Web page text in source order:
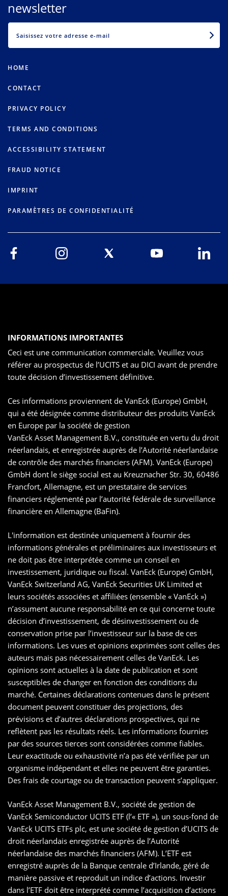
newsletter
HOME
CONTACT
PRIVACY POLICY
TERMS AND CONDITIONS
ACCESSIBILITY STATEMENT
FRAUD NOTICE
IMPRINT
PARAMÈTRES DE CONFIDENTIALITÉ
INFORMATIONS IMPORTANTES
Ceci est une communication commerciale. Veuillez vous
référer au prospectus de l’UCITS et au DICI avant de prendre
toute décision d’investissement définitive.
Ces informations proviennent de VanEck (Europe) GmbH,
qui a été désignée comme distributeur des produits VanEck
en Europe par la société de gestion
VanEck Asset Management B.V., constituée en vertu du droit
néerlandais, et enregistrée auprès de l’Autorité néerlandaise
de contrôle des marchés financiers (AFM). VanEck (Europe)
GmbH dont le siège social est au Kreuznacher Str. 30, 60486
Francfort, Allemagne, est un prestataire de services
financiers réglementé par l’autorité fédérale de surveillance
financière en Allemagne (BaFin).
L'information est destinée uniquement à fournir des
informations générales et préliminaires aux investisseurs et
ne doit pas être interprétée comme un conseil en
investissement, juridique ou fiscal. VanEck (Europe) GmbH,
VanEck Switzerland AG, VanEck Securities UK Limited et
leurs sociétés associées et affiliées (ensemble « VanEck »)
n’assument aucune responsabilité en ce qui concerne toute
décision d’investissement, de désinvestissement ou de
conservation prise par l’investisseur sur la base de ces
informations. Les vues et opinions exprimées sont celles des
auteurs mais pas nécessairement celles de VanEck. Les
opinions sont actuelles à la date de publication et sont
susceptibles de changer en fonction des conditions du
marché. Certaines déclarations contenues dans le présent
document peuvent constituer des projections, des
prévisions et d’autres déclarations prospectives, qui ne
reflètent pas les résultats réels. Les informations fournies
par des sources tierces sont considérées comme fiables.
Leur exactitude ou exhaustivité n’a pas été vérifiée par un
organisme indépendant et elles ne peuvent être garanties.
Des frais de courtage ou de transaction peuvent s’appliquer.
VanEck Asset Management B.V., société de gestion de
VanEck Semiconductor UCITS ETF (l’« ETF »), un sous-fond de
VanEck UCITS ETFs plc, est une société de gestion d’UCITS de
droit néerlandais enregistrée auprès de l’Autorité
néerlandaise des marchés financiers (AFM). L’ETF est
enregistré auprès de la Banque centrale d’Irlande, géré de
manière passive et reproduit un indice d’actions. Investir
dans l’ETF doit être interprété comme l’acquisition d’actions